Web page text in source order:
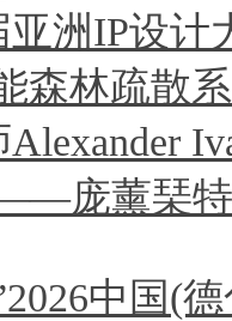
亚洲IP设计
森林疏散
庞薰琹特
中国(